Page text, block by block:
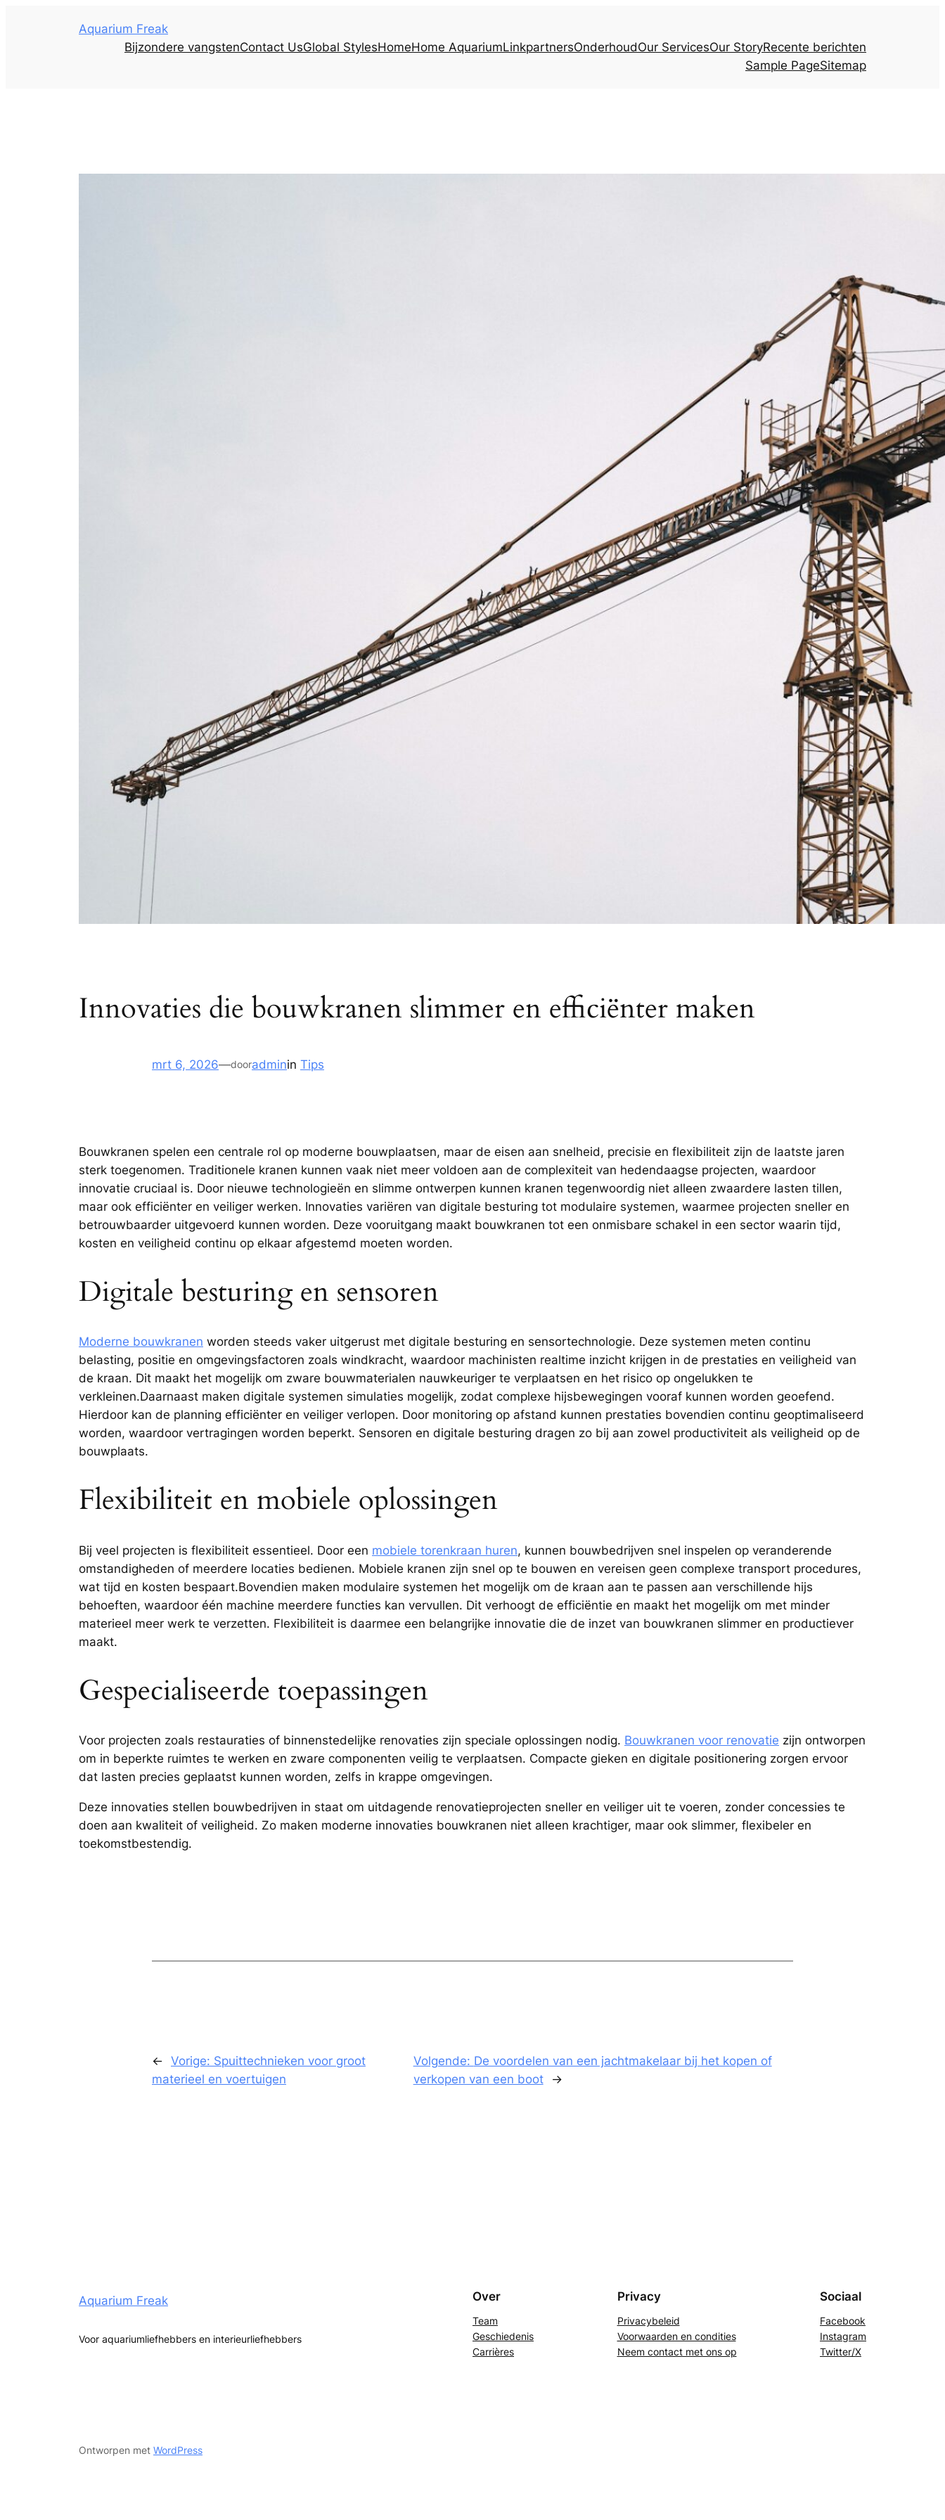
Aquarium Freak
Bijzondere vangstenContact UsGlobal StylesHomeHome AquariumLinkpartnersOnderhoudOur ServicesOur StoryRecente berichten
Sample PageSitemap
Innovaties die bouwkranen slimmer en efficiënter maken
mrt 6, 2026—dooradminin Tips
Bouwkranen spelen een centrale rol op moderne bouwplaatsen, maar de eisen aan snelheid, precisie en flexibiliteit zijn de laatste jaren
sterk toegenomen. Traditionele kranen kunnen vaak niet meer voldoen aan de complexiteit van hedendaagse projecten, waardoor
innovatie cruciaal is. Door nieuwe technologieën en slimme ontwerpen kunnen kranen tegenwoordig niet alleen zwaardere lasten tillen,
maar ook efficiënter en veiliger werken. Innovaties variëren van digitale besturing tot modulaire systemen, waarmee projecten sneller en
betrouwbaarder uitgevoerd kunnen worden. Deze vooruitgang maakt bouwkranen tot een onmisbare schakel in een sector waarin tijd,
kosten en veiligheid continu op elkaar afgestemd moeten worden.
Digitale besturing en sensoren
Moderne bouwkranen worden steeds vaker uitgerust met digitale besturing en sensortechnologie. Deze systemen meten continu
belasting, positie en omgevingsfactoren zoals windkracht, waardoor machinisten realtime inzicht krijgen in de prestaties en veiligheid van
de kraan. Dit maakt het mogelijk om zware bouwmaterialen nauwkeuriger te verplaatsen en het risico op ongelukken te
verkleinen.Daarnaast maken digitale systemen simulaties mogelijk, zodat complexe hijsbewegingen vooraf kunnen worden geoefend.
Hierdoor kan de planning efficiënter en veiliger verlopen. Door monitoring op afstand kunnen prestaties bovendien continu geoptimaliseerd
worden, waardoor vertragingen worden beperkt. Sensoren en digitale besturing dragen zo bij aan zowel productiviteit als veiligheid op de
bouwplaats.
Flexibiliteit en mobiele oplossingen
Bij veel projecten is flexibiliteit essentieel. Door een mobiele torenkraan huren, kunnen bouwbedrijven snel inspelen op veranderende
omstandigheden of meerdere locaties bedienen. Mobiele kranen zijn snel op te bouwen en vereisen geen complexe transport procedures,
wat tijd en kosten bespaart.Bovendien maken modulaire systemen het mogelijk om de kraan aan te passen aan verschillende hijs
behoeften, waardoor één machine meerdere functies kan vervullen. Dit verhoogt de efficiëntie en maakt het mogelijk om met minder
materieel meer werk te verzetten. Flexibiliteit is daarmee een belangrijke innovatie die de inzet van bouwkranen slimmer en productiever
maakt.
Gespecialiseerde toepassingen
Voor projecten zoals restauraties of binnenstedelijke renovaties zijn speciale oplossingen nodig. Bouwkranen voor renovatie zijn ontworpen
om in beperkte ruimtes te werken en zware componenten veilig te verplaatsen. Compacte gieken en digitale positionering zorgen ervoor
dat lasten precies geplaatst kunnen worden, zelfs in krappe omgevingen.
Deze innovaties stellen bouwbedrijven in staat om uitdagende renovatieprojecten sneller en veiliger uit te voeren, zonder concessies te
doen aan kwaliteit of veiligheid. Zo maken moderne innovaties bouwkranen niet alleen krachtiger, maar ook slimmer, flexibeler en
toekomstbestendig.
← Vorige: Spuittechnieken voor groot
materieel en voertuigen
Volgende: De voordelen van een jachtmakelaar bij het kopen of
verkopen van een boot
→
Aquarium Freak
Voor aquariumliefhebbers en interieurliefhebbers
Over
Team
Geschiedenis
Carrières
Privacy
Privacybeleid
Voorwaarden en condities
Neem contact met ons op
Sociaal
Facebook
Instagram
Twitter/X
Ontworpen met WordPress